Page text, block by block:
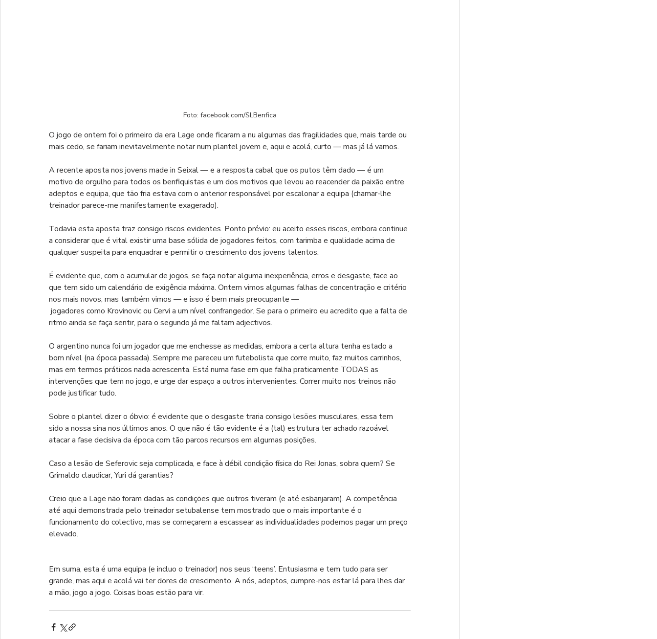
Foto: facebook.com/SLBenfica
O jogo de ontem foi o primeiro da era Lage onde ficaram a nu algumas das fragilidades que, mais tarde ou
mais cedo, se fariam inevitavelmente notar num plantel jovem e, aqui e acolá, curto — mas já lá vamos.
A recente aposta nos jovens made in Seixal — e a resposta cabal que os putos têm dado — é um
motivo de orgulho para todos os benfiquistas e um dos motivos que levou ao reacender da paixão entre
adeptos e equipa, que tão fria estava com o anterior responsável por escalonar a equipa (chamar-lhe
treinador parece-me manifestamente exagerado).
Todavia esta aposta traz consigo riscos evidentes. Ponto prévio: eu aceito esses riscos, embora continue
a considerar que é vital existir uma base sólida de jogadores feitos, com tarimba e qualidade acima de
qualquer suspeita para enquadrar e permitir o crescimento dos jovens talentos.
É evidente que, com o acumular de jogos, se faça notar alguma inexperiência, erros e desgaste, face ao
que tem sido um calendário de exigência máxima. Ontem vimos algumas falhas de concentração e critério
nos mais novos, mas também vimos — e isso é bem mais preocupante —
ritmo ainda se faça sentir, para o segundo já me faltam adjectivos.
O argentino nunca foi um jogador que me enchesse as medidas, embora a certa altura tenha estado a
bom nível (na época passada). Sempre me pareceu um futebolista que corre muito, faz muitos carrinhos,
mas em termos práticos nada acrescenta. Está numa fase em que falha praticamente TODAS as
intervenções que tem no jogo, e urge dar espaço a outros intervenientes. Correr muito nos treinos não
pode justificar tudo.
Sobre o plantel dizer o óbvio: é evidente que o desgaste traria consigo lesões musculares, essa tem
sido a nossa sina nos últimos anos. O que não é tão evidente é a (tal) estrutura ter achado razoável
atacar a fase decisiva da época com tão parcos recursos em algumas posições.
Caso a lesão de Seferovic seja complicada, e face à débil condição física do Rei Jonas, sobra quem? Se
Grimaldo claudicar, Yuri dá garantias?
Creio que a Lage não foram dadas as condições que outros tiveram (e até esbanjaram). A competência
até aqui demonstrada pelo treinador setubalense tem mostrado que o mais importante é o
funcionamento do colectivo, mas se começarem a escassear as individualidades podemos pagar um preço
elevado.
Em suma, esta é uma equipa (e incluo o treinador) nos seus ‘teens’. Entusiasma e tem tudo para ser
grande, mas aqui e acolá vai ter dores de crescimento. A nós, adeptos, cumpre-nos estar lá para lhes dar
a mão, jogo a jogo. Coisas boas estão para vir.